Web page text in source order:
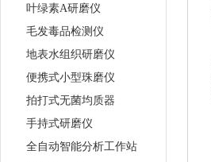
叶绿素A研磨仪
毛发毒品检测仪
地表水组织研磨仪
便携式小型珠磨仪
拍打式无菌均质器
手持式研磨仪
全自动智能分析工作站